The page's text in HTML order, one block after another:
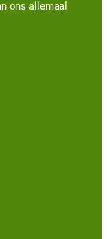
ons allemaal